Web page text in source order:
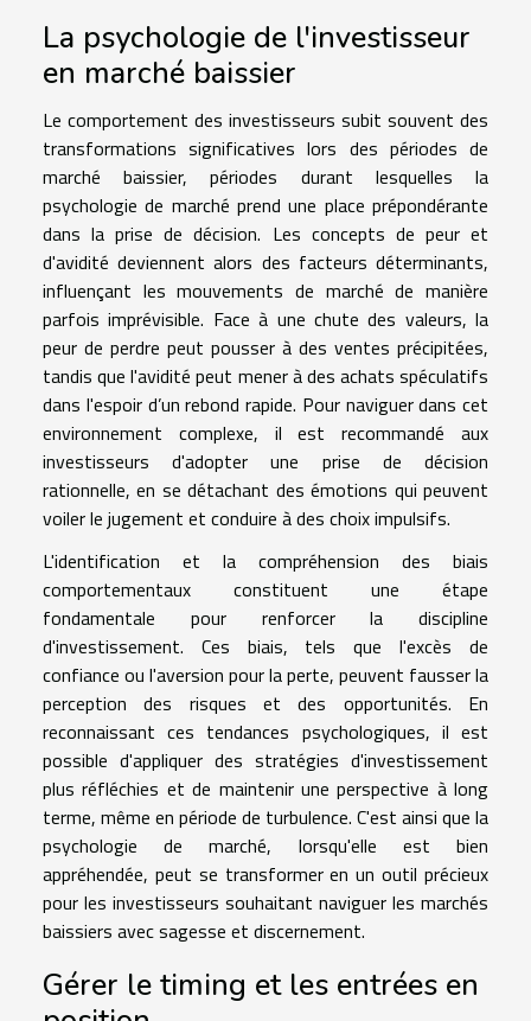
La psychologie de l'investisseur
en marché baissier
Le comportement des investisseurs subit souvent des
transformations significatives lors des périodes de
marché baissier, périodes durant lesquelles la
psychologie de marché prend une place prépondérante
dans la prise de décision. Les concepts de peur et
d'avidité deviennent alors des facteurs déterminants,
influençant les mouvements de marché de manière
parfois imprévisible. Face à une chute des valeurs, la
peur de perdre peut pousser à des ventes précipitées,
tandis que l'avidité peut mener à des achats spéculatifs
dans l'espoir d’un rebond rapide. Pour naviguer dans cet
environnement complexe, il est recommandé aux
investisseurs d'adopter une prise de décision
rationnelle, en se détachant des émotions qui peuvent
voiler le jugement et conduire à des choix impulsifs.
L'identification et la compréhension des biais
comportementaux constituent une étape
fondamentale pour renforcer la discipline
d'investissement. Ces biais, tels que l'excès de
confiance ou l'aversion pour la perte, peuvent fausser la
perception des risques et des opportunités. En
reconnaissant ces tendances psychologiques, il est
possible d'appliquer des stratégies d'investissement
plus réfléchies et de maintenir une perspective à long
terme, même en période de turbulence. C'est ainsi que la
psychologie de marché, lorsqu'elle est bien
appréhendée, peut se transformer en un outil précieux
pour les investisseurs souhaitant naviguer les marchés
baissiers avec sagesse et discernement.
Gérer le timing et les entrées en